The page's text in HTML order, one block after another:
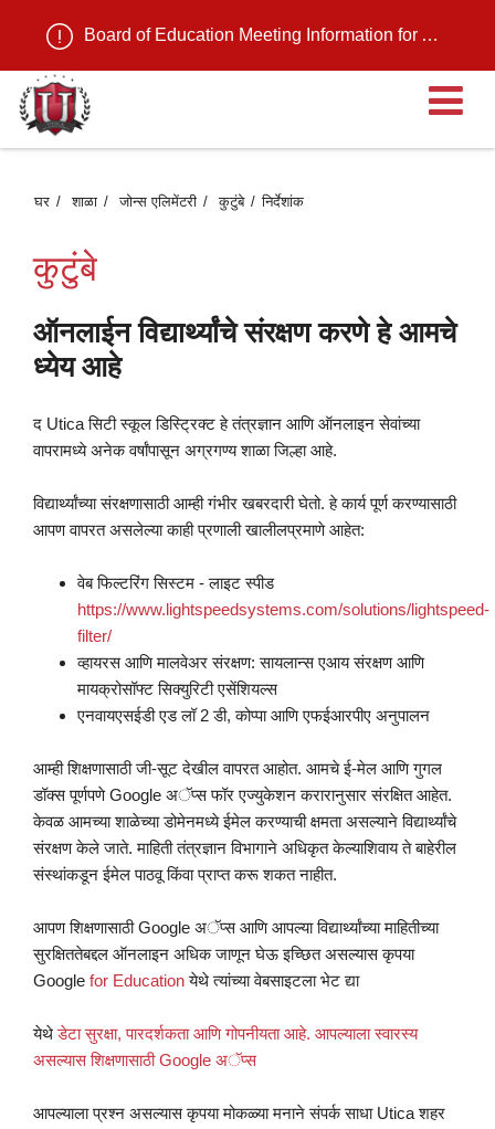
Board of Education Meeting Information for August 11, 2026
घर शाळा जोन्स एलिमेंटरी कुटुंबे निर्देशांक
कुटुंबे
ऑनलाईन विद्यार्थ्यांचे संरक्षण करणे हे आमचे
ध्येय आहे
द Utica सिटी स्कूल डिस्ट्रिक्ट हे तंत्रज्ञान आणि ऑनलाइन सेवांच्या
वापरामध्ये अनेक वर्षांपासून अग्रगण्य शाळा जिल्हा आहे.
विद्यार्थ्यांच्या संरक्षणासाठी आम्ही गंभीर खबरदारी घेतो. हे कार्य पूर्ण करण्यासाठी
आपण वापरत असलेल्या काही प्रणाली खालीलप्रमाणे आहेत:
वेब फिल्टरिंग सिस्टम - लाइट स्पीड
https://www.lightspeedsystems.com/solutions/lightspeed-
filter/
व्हायरस आणि मालवेअर संरक्षण: सायलान्स एआय संरक्षण आणि
मायक्रोसॉफ्ट सिक्युरिटी एसेंशियल्स
एनवायएसईडी एड लॉ 2 डी, कोप्पा आणि एफईआरपीए अनुपालन
आम्ही शिक्षणासाठी जी-सूट देखील वापरत आहोत. आमचे ई-मेल आणि गुगल
डॉक्स पूर्णपणे Google अॅप्स फॉर एज्युकेशन करारानुसार संरक्षित आहेत.
केवळ आमच्या शाळेच्या डोमेनमध्ये ईमेल करण्याची क्षमता असल्याने विद्यार्थ्यांचे
संरक्षण केले जाते. माहिती तंत्रज्ञान विभागाने अधिकृत केल्याशिवाय ते बाहेरील
संस्थांकडून ईमेल पाठवू किंवा प्राप्त करू शकत नाहीत.
आपण शिक्षणासाठी Google अॅप्स आणि आपल्या विद्यार्थ्यांच्या माहितीच्या
सुरक्षिततेबद्दल ऑनलाइन अधिक जाणून घेऊ इच्छित असल्यास कृपया
Google for Educationयेथे त्यांच्या वेबसाइटला भेट द्या
येथेडेटा सुरक्षा, पारदर्शकता आणि गोपनीयता आहे. आपल्याला स्वारस्य
असल्यास शिक्षणासाठी Google अॅप्स
आपल्याला प्रश्न असल्यास कृपया मोकळ्या मनाने संपर्क साधा Utica शहर